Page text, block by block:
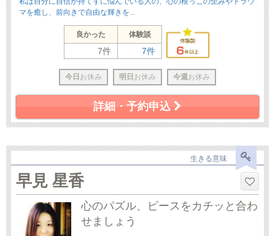
マを癒し、前向きで自由な輝きを...
良かった 体験談
7件 7件
今日 お休み 明日 お休み 今週 お休み
詳細・予約申込
生きる意味
早見 星香
心のパズル、ピースをカチッと合わ
せましょう